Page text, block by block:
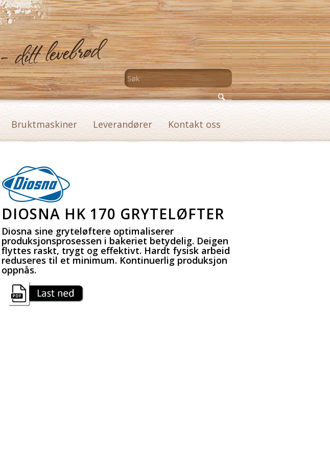
Bruktmaskiner Leverandører Kontakt oss
DIOSNA HK 170 GRYTELØFTER
Diosna sine gryteløftere optimaliserer
produksjonsprosessen i bakeriet betydelig. Deigen
flyttes raskt, trygt og effektivt. Hardt fysisk arbeid
reduseres til et minimum. Kontinuerlig produksjon
oppnås.